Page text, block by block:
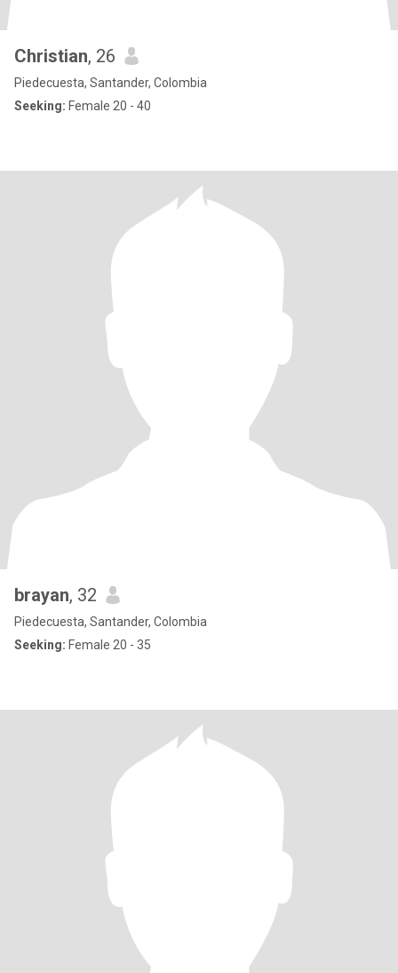
Christian, 26
Piedecuesta, Santander, Colombia
Seeking: Female 20 - 40
brayan, 32
Piedecuesta, Santander, Colombia
Seeking: Female 20 - 35